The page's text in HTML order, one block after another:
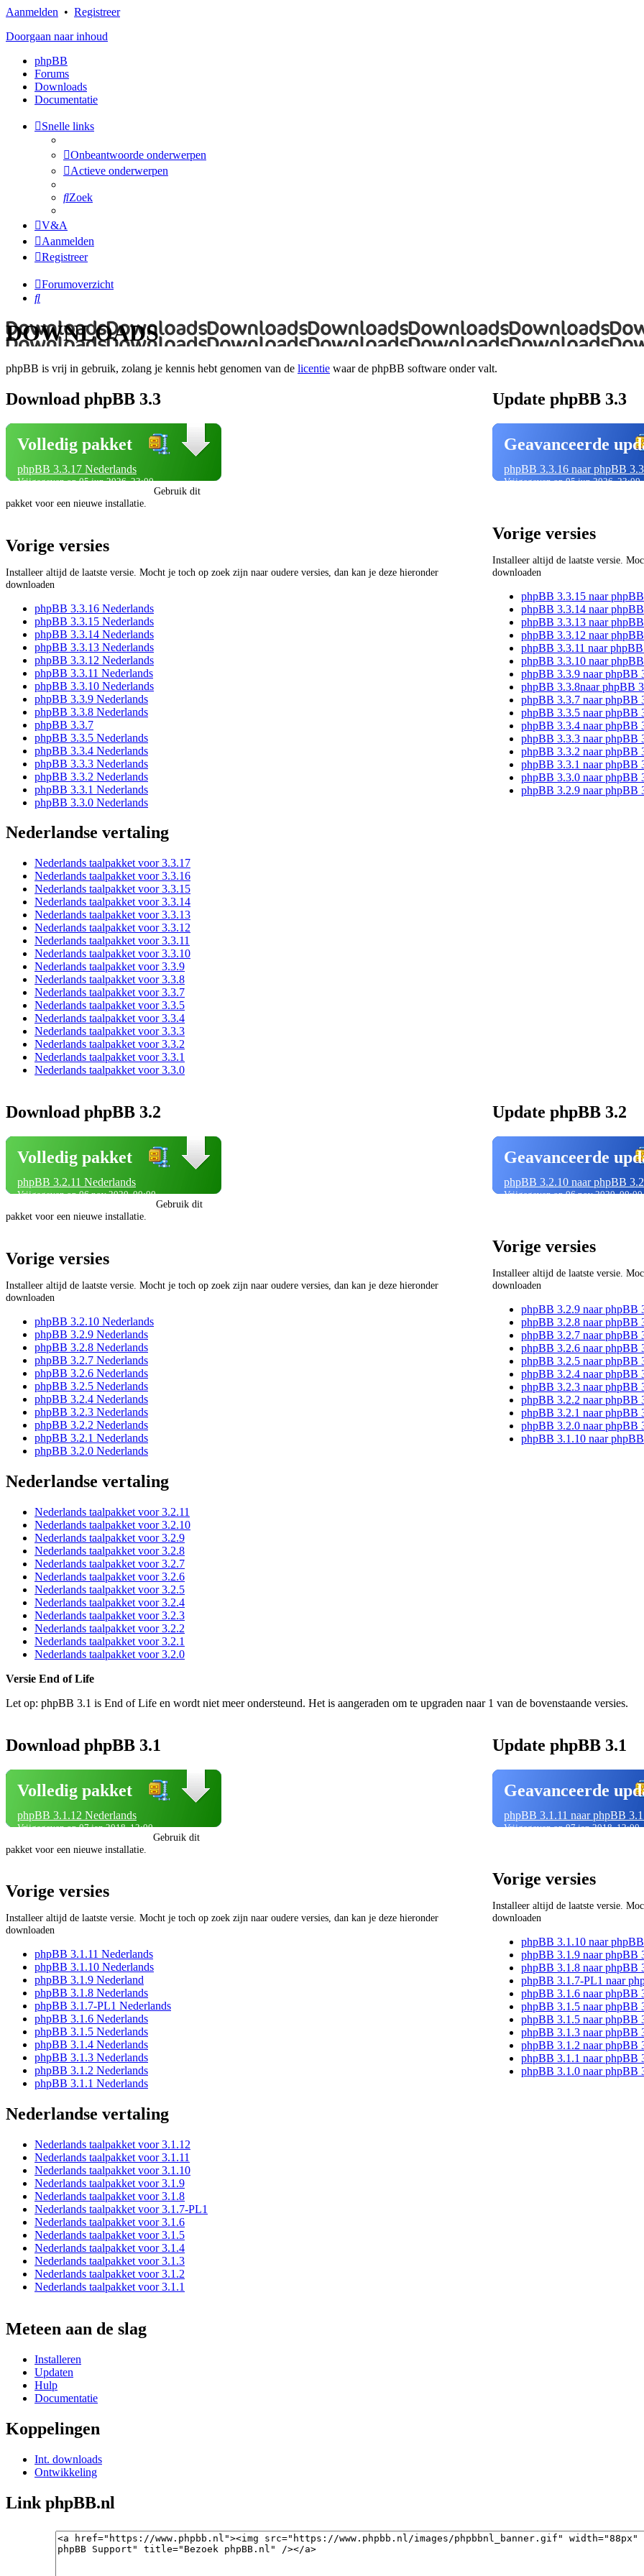
Aanmelden • Registreer
Doorgaan naar inhoud
phpBB
Forums
Downloads
Documentatie
Snelle links
Onbeantwoorde onderwerpen
Actieve onderwerpen
Zoek
V&A
Aanmelden
Registreer
Forumoverzicht
Zoek
DOWNLOADS
phpBB is vrij in gebruik, zolang je kennis hebt genomen van de licentie waar de phpBB software onder valt.
Download phpBB 3.3
Volledig pakket
phpBB 3.3.17 Nederlands
Vrijgegeven op 05 jun 2026, 23:00
Gebruik dit
pakket voor een nieuwe installatie.
Vorige versies
Installeer altijd de laatste versie. Mocht je toch op zoek zijn naar oudere versies, dan kan je deze hieronder
downloaden
phpBB 3.3.16 Nederlands
phpBB 3.3.15 Nederlands
phpBB 3.3.14 Nederlands
phpBB 3.3.13 Nederlands
phpBB 3.3.12 Nederlands
phpBB 3.3.11 Nederlands
phpBB 3.3.10 Nederlands
phpBB 3.3.9 Nederlands
phpBB 3.3.8 Nederlands
phpBB 3.3.7
phpBB 3.3.5 Nederlands
phpBB 3.3.4 Nederlands
phpBB 3.3.3 Nederlands
phpBB 3.3.2 Nederlands
phpBB 3.3.1 Nederlands
phpBB 3.3.0 Nederlands
Nederlandse vertaling
Nederlands taalpakket voor 3.3.17
Nederlands taalpakket voor 3.3.16
Nederlands taalpakket voor 3.3.15
Nederlands taalpakket voor 3.3.14
Nederlands taalpakket voor 3.3.13
Nederlands taalpakket voor 3.3.12
Nederlands taalpakket voor 3.3.11
Nederlands taalpakket voor 3.3.10
Nederlands taalpakket voor 3.3.9
Nederlands taalpakket voor 3.3.8
Nederlands taalpakket voor 3.3.7
Nederlands taalpakket voor 3.3.5
Nederlands taalpakket voor 3.3.4
Nederlands taalpakket voor 3.3.3
Nederlands taalpakket voor 3.3.2
Nederlands taalpakket voor 3.3.1
Nederlands taalpakket voor 3.3.0
Update phpBB 3.3
Geavanceerde
phpBB 3.3.16 naar phpBB
Vrijgegeven op 05 jun 2026, 23:00
Vorige versies
Installeer altijd de laatste versie.
downloaden
phpBB 3.3.15 naar
phpBB 3.3.14 naar
phpBB 3.3.13 naar
phpBB 3.3.12 naar
phpBB 3.3.11 naar
phpBB 3.3.10 naar phpBB
phpBB 3.3.9 naar phpBB
phpBB 3.3.8naar phpBB
phpBB 3.3.7 naar phpBB
phpBB 3.3.5 naar phpBB
phpBB 3.3.4 naar phpBB
phpBB 3.3.3 naar phpBB
phpBB 3.3.2 naar phpBB
phpBB 3.3.1 naar phpBB
phpBB 3.3.0 naar phpBB
phpBB 3.2.9 naar phpBB
Download phpBB 3.2
Volledig pakket
phpBB 3.2.11 Nederlands
Vrijgegeven op 06 nov 2020, 00:00
Gebruik dit
pakket voor een nieuwe installatie.
Vorige versies
Installeer altijd de laatste versie. Mocht je toch op zoek zijn naar oudere versies, dan kan je deze hieronder
downloaden
phpBB 3.2.10 Nederlands
phpBB 3.2.9 Nederlands
phpBB 3.2.8 Nederlands
phpBB 3.2.7 Nederlands
phpBB 3.2.6 Nederlands
phpBB 3.2.5 Nederlands
phpBB 3.2.4 Nederlands
phpBB 3.2.3 Nederlands
phpBB 3.2.2 Nederlands
phpBB 3.2.1 Nederlands
phpBB 3.2.0 Nederlands
Nederlandse vertaling
Nederlands taalpakket voor 3.2.11
Nederlands taalpakket voor 3.2.10
Nederlands taalpakket voor 3.2.9
Nederlands taalpakket voor 3.2.8
Nederlands taalpakket voor 3.2.7
Nederlands taalpakket voor 3.2.6
Nederlands taalpakket voor 3.2.5
Nederlands taalpakket voor 3.2.4
Nederlands taalpakket voor 3.2.3
Nederlands taalpakket voor 3.2.2
Nederlands taalpakket voor 3.2.1
Nederlands taalpakket voor 3.2.0
Update phpBB 3.2
Geavanceerde
phpBB 3.2.10 naar phpBB
Vrijgegeven op 06 nov 2020, 00:00
Vorige versies
Installeer altijd de laatste versie.
downloaden
phpBB 3.2.9 naar phpBB
phpBB 3.2.8 naar phpBB
phpBB 3.2.7 naar phpBB
phpBB 3.2.6 naar phpBB
phpBB 3.2.5 naar phpBB
phpBB 3.2.4 naar phpBB
phpBB 3.2.3 naar phpBB
phpBB 3.2.2 naar phpBB
phpBB 3.2.1 naar phpBB
phpBB 3.2.0 naar phpBB
phpBB 3.1.10 naar
Versie End of Life
Let op: phpBB 3.1 is End of Life en wordt niet meer ondersteund. Het is aangeraden om te upgraden naar 1 van de bovenstaande versies.
Download phpBB 3.1
Volledig pakket
phpBB 3.1.12 Nederlands
Vrijgegeven op 07 jan 2018, 12:00
Gebruik dit
pakket voor een nieuwe installatie.
Vorige versies
Installeer altijd de laatste versie. Mocht je toch op zoek zijn naar oudere versies, dan kan je deze hieronder
downloaden
phpBB 3.1.11 Nederlands
phpBB 3.1.10 Nederlands
phpBB 3.1.9 Nederland
phpBB 3.1.8 Nederlands
phpBB 3.1.7-PL1 Nederlands
phpBB 3.1.6 Nederlands
phpBB 3.1.5 Nederlands
phpBB 3.1.4 Nederlands
phpBB 3.1.3 Nederlands
phpBB 3.1.2 Nederlands
phpBB 3.1.1 Nederlands
Nederlandse vertaling
Nederlands taalpakket voor 3.1.12
Nederlands taalpakket voor 3.1.11
Nederlands taalpakket voor 3.1.10
Nederlands taalpakket voor 3.1.9
Nederlands taalpakket voor 3.1.8
Nederlands taalpakket voor 3.1.7-PL1
Nederlands taalpakket voor 3.1.6
Nederlands taalpakket voor 3.1.5
Nederlands taalpakket voor 3.1.4
Nederlands taalpakket voor 3.1.3
Nederlands taalpakket voor 3.1.2
Nederlands taalpakket voor 3.1.1
Update phpBB 3.1
Geavanceerde
phpBB 3.1.11 naar phpBB
Vrijgegeven op 07 jan 2018, 12:00
Vorige versies
Installeer altijd de laatste versie.
downloaden
phpBB 3.1.10 naar phpBB
phpBB 3.1.9 naar phpBB
phpBB 3.1.8 naar phpBB
phpBB 3.1.7-PL1 naar
phpBB 3.1.6 naar phpBB
phpBB 3.1.5 naar phpBB
phpBB 3.1.5 naar phpBB
phpBB 3.1.3 naar phpBB
phpBB 3.1.2 naar phpBB
phpBB 3.1.1 naar phpBB
phpBB 3.1.0 naar phpBB
Meteen aan de slag
Installeren
Updaten
Hulp
Documentatie
Koppelingen
Int. downloads
Ontwikkeling
Link phpBB.nl